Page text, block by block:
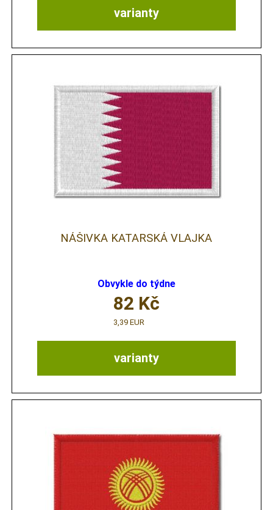
varianty
NÁŠIVKA KATARSKÁ VLAJKA
Obvykle do týdne
varianty
82 Kč
3,39 EUR